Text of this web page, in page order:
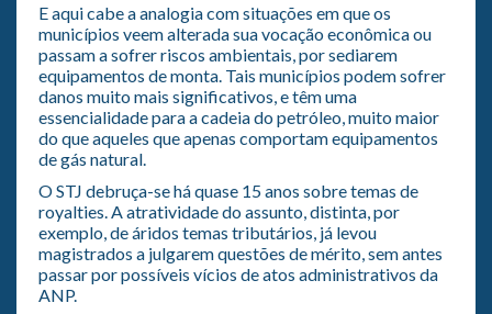
E aqui cabe a analogia com situações em que os
municípios veem alterada sua vocação econômica ou
passam a sofrer riscos ambientais, por sediarem
equipamentos de monta. Tais municípios podem sofrer
danos muito mais significativos, e têm uma
essencialidade para a cadeia do petróleo, muito maior
do que aqueles que apenas comportam equipamentos
de gás natural.
O STJ debruça-se há quase 15 anos sobre temas de
royalties. A atratividade do assunto, distinta, por
exemplo, de áridos temas tributários, já levou
magistrados a julgarem questões de mérito, sem antes
passar por possíveis vícios de atos administrativos da
ANP.